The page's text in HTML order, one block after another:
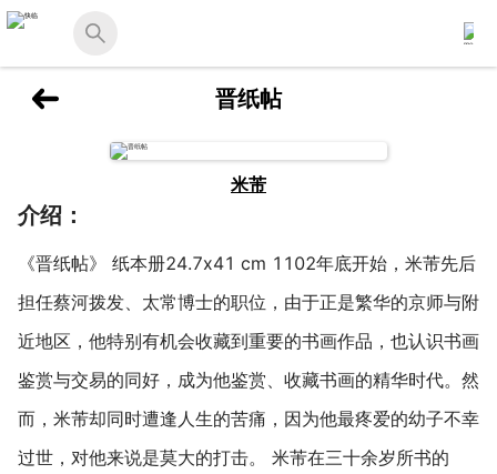
晋纸帖
米芾
介绍：
《晋纸帖》 纸本册24.7x41 cm 1102年底开始，米芾先后
担任蔡河拨发、太常博士的职位，由于正是繁华的京师与附
近地区，他特别有机会收藏到重要的书画作品，也认识书画
鉴赏与交易的同好，成为他鉴赏、收藏书画的精华时代。然
而，米芾却同时遭逢人生的苦痛，因为他最疼爱的幼子不幸
过世，对他来说是莫大的打击。 米芾在三十余岁所书的